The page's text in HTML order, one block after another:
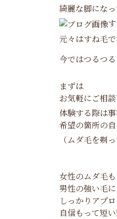
綺麗な脚にな
元々はすね毛
今ではつるつる
まずは
お気軽にご相談
体験する際は
希望の箇所の
（ムダ毛を剃
女性のムダ毛も
男性の強い毛に
しっかりアプ
自信もって短